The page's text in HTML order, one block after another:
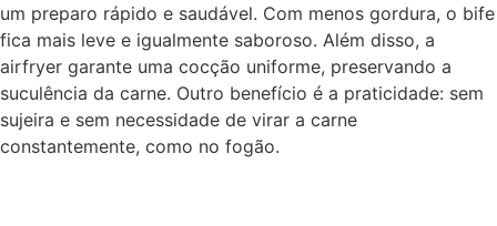
um preparo rápido e saudável. Com menos gordura, o bife
fica mais leve e igualmente saboroso. Além disso, a
airfryer garante uma cocção uniforme, preservando a
suculência da carne. Outro benefício é a praticidade: sem
sujeira e sem necessidade de virar a carne
constantemente, como no fogão.